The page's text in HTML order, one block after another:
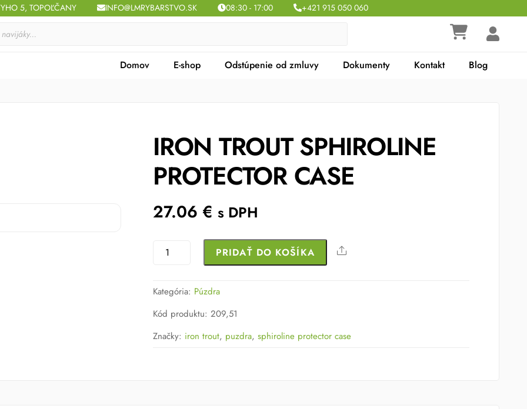
5, TOPOĽČANY INFO@LMRYBARSTVO.SK 08:30 - 17:00 +421 915 050 060
Domov E-shop Odstúpenie od zmluvy Dokumenty Kontakt Blog
IRON TROUT SPHIROLINE
PROTECTOR CASE
27.06 € s DPH
množstvo
SPHIROLINE
PROTECTOR
PRIDAŤ DO KOŠÍKA Share
Kategória: Púzdra
Kód produktu:209,51
Značky: iron trout, puzdra,sphiroline protector case